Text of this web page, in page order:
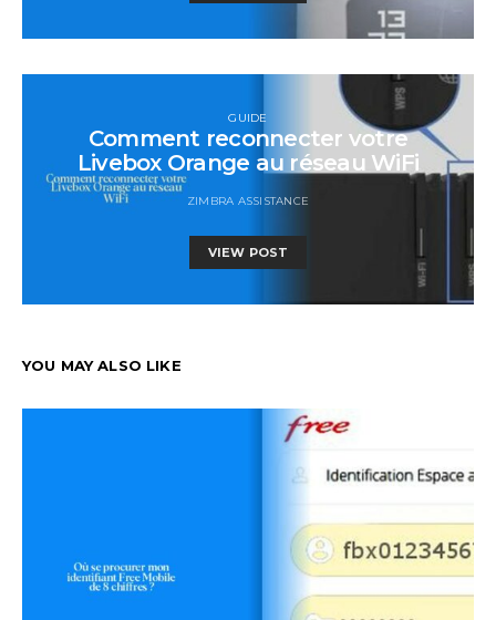
GUIDE
Comment reconnecter votre
Livebox Orange au réseau WiFi
ZIMBRA ASSISTANCE
VIEW POST
YOU MAY ALSO LIKE